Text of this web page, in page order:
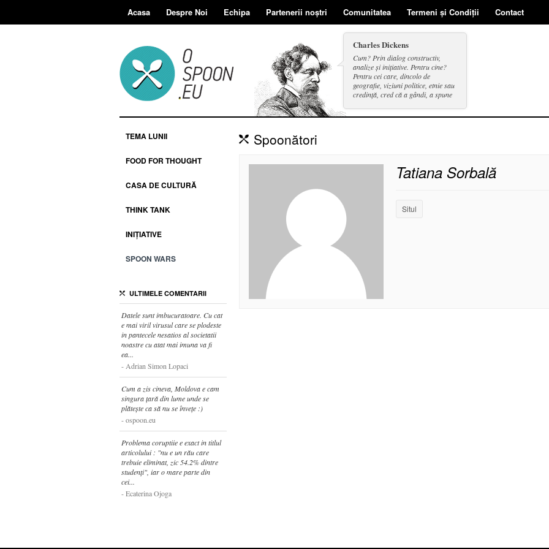
Acasa Despre Noi Echipa Partenerii noștri Comunitatea Termeni și Condiții Contact
Charles Dickens
Cum? Prin dialog constructiv,
analize și inițiative. Pentru cine?
Pentru cei care, dincolo de
geografie, viziuni politice, etnie sau
credință, cred că a gândi, a spune
TEMA LUNII
FOOD FOR THOUGHT
CASA DE CULTURĂ
THINK TANK
INIȚIATIVE
SPOON WARS
ULTIMELE COMENTARII
Datele sunt imbucuratoare. Cu cat
e mai viril virusul care se plodeste
in pantecele nesatios al societatii
noastre cu atat mai imuna va fi
ea...
Adrian Simon Lopaci
Cum a zis cineva, Moldova e cam
singura țară din lume unde se
plătește ca să nu se învețe :)
ospoon.eu
Problema coruptiie e exact in titlul
articolului : "nu e un rău care
trebuie eliminat, zic 54.2% dintre
studenți", iar o mare parte din
cei...
Ecaterina Ojoga
Spoonători
Tatiana Sorbală
Situl